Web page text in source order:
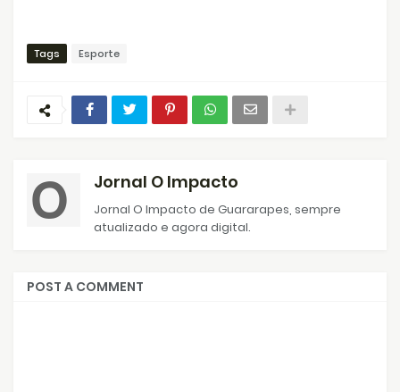
Tags Esporte
Jornal O Impacto
Jornal O Impacto de Guararapes, sempre
atualizado e agora digital.
POST A COMMENT